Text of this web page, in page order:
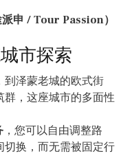
申 / Tour Passion）
市探索
到泽蒙老城的欧式街
群，这座城市的多面性
，您可以自由调整路
切换，而无需被固定行